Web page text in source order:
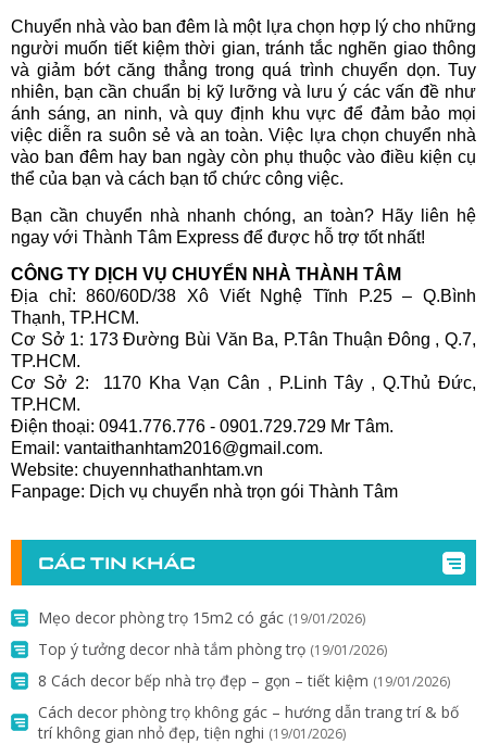
Chuyển nhà vào ban đêm là một lựa chọn hợp lý cho những
người muốn tiết kiệm thời gian, tránh tắc nghẽn giao thông
và giảm bớt căng thẳng trong quá trình chuyển dọn. Tuy
nhiên, bạn cần chuẩn bị kỹ lưỡng và lưu ý các vấn đề như
ánh sáng, an ninh, và quy định khu vực để đảm bảo mọi
việc diễn ra suôn sẻ và an toàn. Việc lựa chọn chuyển nhà
vào ban đêm hay ban ngày còn phụ thuộc vào điều kiện cụ
thể của bạn và cách bạn tổ chức công việc.
Bạn cần chuyển nhà nhanh chóng, an toàn? Hãy liên hệ
ngay với Thành Tâm Express để được hỗ trợ tốt nhất!
CÔNG TY DỊCH VỤ CHUYỂN NHÀ THÀNH TÂM
Địa chỉ: 860/60D/38 Xô Viết Nghệ Tĩnh P.25 – Q.Bình
Thạnh, TP.HCM.
Cơ Sở 1: 173 Đường Bùi Văn Ba, P.Tân Thuận Đông , Q.7,
TP.HCM.
Cơ Sở 2: 1170 Kha Vạn Cân , P.Linh Tây , Q.Thủ Đức,
TP.HCM.
Điện thoại: 0941.776.776 - 0901.729.729 Mr Tâm.
Email: vantaithanhtam2016@gmail.com.
Website: chuyennhathanhtam.vn
Fanpage: Dịch vụ chuyển nhà trọn gói Thành Tâm
CÁC TIN KHÁC
Mẹo decor phòng trọ 15m2 có gác (19/01/2026)
Top ý tưởng decor nhà tắm phòng trọ (19/01/2026)
8 Cách decor bếp nhà trọ đẹp – gọn – tiết kiệm (19/01/2026)
Cách decor phòng trọ không gác – hướng dẫn trang trí & bố
trí không gian nhỏ đẹp, tiện nghi (19/01/2026)